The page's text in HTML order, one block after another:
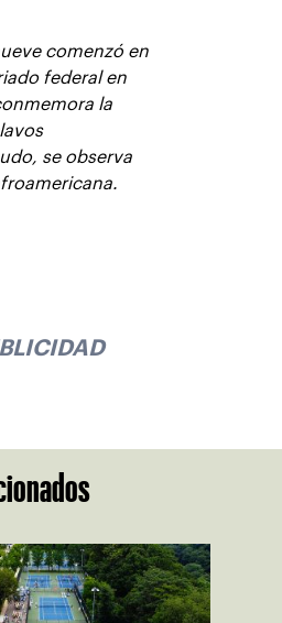
comenzó en
federal en
la
se observa